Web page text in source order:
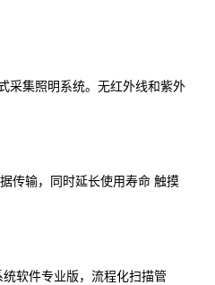
集照明系统。无红外线和紫外
输，同时延长使用寿命 触摸
软件专业版，流程化扫描管